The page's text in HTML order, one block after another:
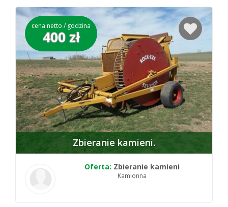
cena netto / godzina
400 zł
Zbieranie kamieni
Oferta: Zbieranie kamieni
Kamionna